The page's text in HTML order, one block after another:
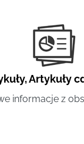
,Artykuły
informacje z